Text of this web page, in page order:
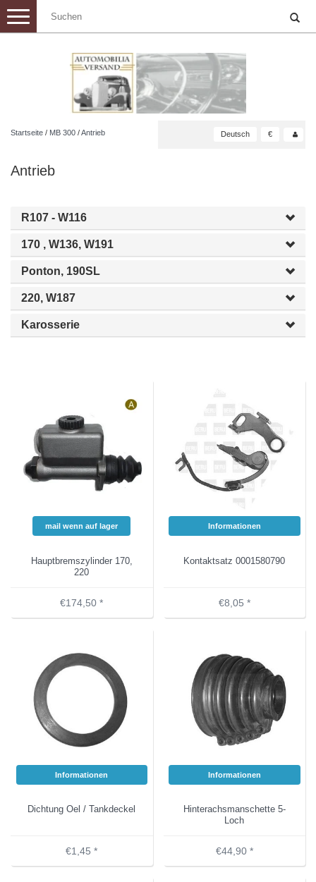
Toggle
navigation
Startseite / MB 300 /Antrieb Deutsch €
Antrieb
R107 - W116
170 , W136, W191
Ponton, 190SL
220, W187
Karosserie
mail wenn auf lager
Hauptbremszylinder 170,
220
€174,50 *
Informationen
Kontaktsatz 0001580790
€8,05 *
Informationen
Dichtung Oel / Tankdeckel
€1,45 *
Informationen
Hinterachsmanschette 5-
Loch
€44,90 *